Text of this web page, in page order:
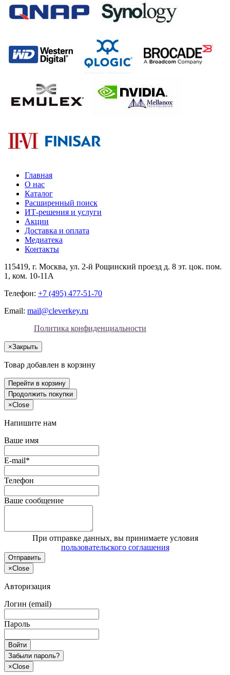
Главная
О нас
Каталог
Расширенный поиск
ИТ-решения и услуги
Акции
Доставка и оплата
Медиатека
Контакты
115419, г. Москва, ул. 2-й Рощинский проезд д. 8 эт. цок. пом.
1, ком. 10-11А
Телефон: +7 (495) 477-51-70
Email: mail@cleverkey.ru
Политика конфиденциальности
×Закрыть
Товар добавлен в корзину
Перейти в корзину
Продолжить покупки
×Close
Напишите нам
Ваше имя
E-mail*
Телефон
Ваше сообщение
При отправке данных, вы принимаете условия
пользовательского соглашения
Отправить
×Close
Авторизация
Логин (email)
Пароль
Войти
Забыли пароль?
×Close